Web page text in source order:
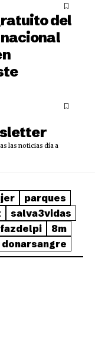
del
las noticias día a
parques
salva3vidas
8m
donarsangre